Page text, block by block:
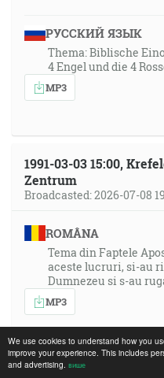
We use cookies to understand how you
improve your experience. This includes
and advertising. више
РУССКИЙ ЯЗЫК
Thema: Biblische
4 Engel und die 4
MP3
1991-03-03 15:00,
Zentrum
Broadcasted: 2026-07-08
ROMÂNA
Tema din Faptele
aceste lucruri, si-au
Dumnezeu si s-au
MP3
PORTUGUÊS
Tema: Atos 4,24-31: